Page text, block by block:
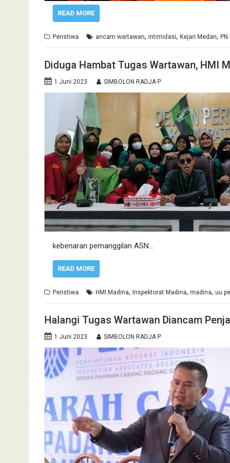
READ MORE
Peristiwa ancam wartawan, intimidasi, Kejari Medan,
Diduga Hambat Tugas Wartawan, HMI
1 Juni 2023 SIMBOLON RADJA P
kebenaran pemanggilan ASN…
READ MORE
Peristiwa HMI Madina, Inspektorat Madina, madina, uu
Halangi Tugas Wartawan Diancam
1 Juni 2023 SIMBOLON RADJA P